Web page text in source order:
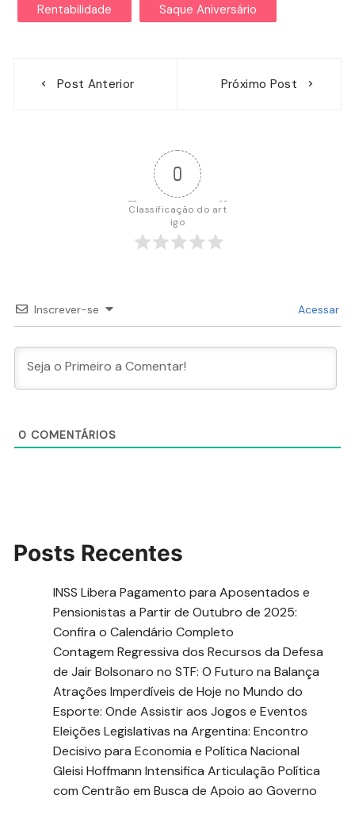
Rentabilidade Saque Aniversário
Post Anterior Próximo Post
0
Classificação do art
igo
Inscrever-se Acessar
0 COMENTÁRIOS
Posts Recentes
INSS Libera Pagamento para Aposentados e
Pensionistas a Partir de Outubro de 2025:
Confira o Calendário Completo
Contagem Regressiva dos Recursos da Defesa
de Jair Bolsonaro no STF: O Futuro na Balança
Atrações Imperdíveis de Hoje no Mundo do
Esporte: Onde Assistir aos Jogos e Eventos
Eleições Legislativas na Argentina: Encontro
Decisivo para Economia e Política Nacional
Gleisi Hoffmann Intensifica Articulação Política
com Centrão em Busca de Apoio ao Governo